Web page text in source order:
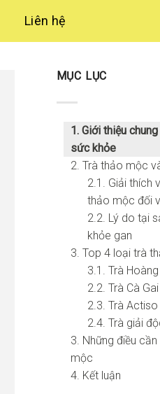
Liên hệ
MỤC LỤC
1. Giới thiệu
sức khỏe
2. Trà thảo mộc
2.1. Giải thích
thảo mộc đối
2.2. Lý do tại
khỏe gan
3. Top 4 loại trà
3.1. Trà
2.2. Trà Cà
2.3. Trà Actiso
2.4. Trà giải
3. Những điều
mộc
4. Kết luận